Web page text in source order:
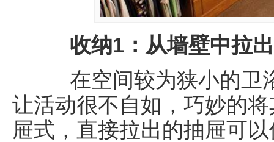
收纳1：从墙壁中拉
在空间较为狭小的卫
让活动很不自如，巧妙的
屉式，直接拉出的抽屉可